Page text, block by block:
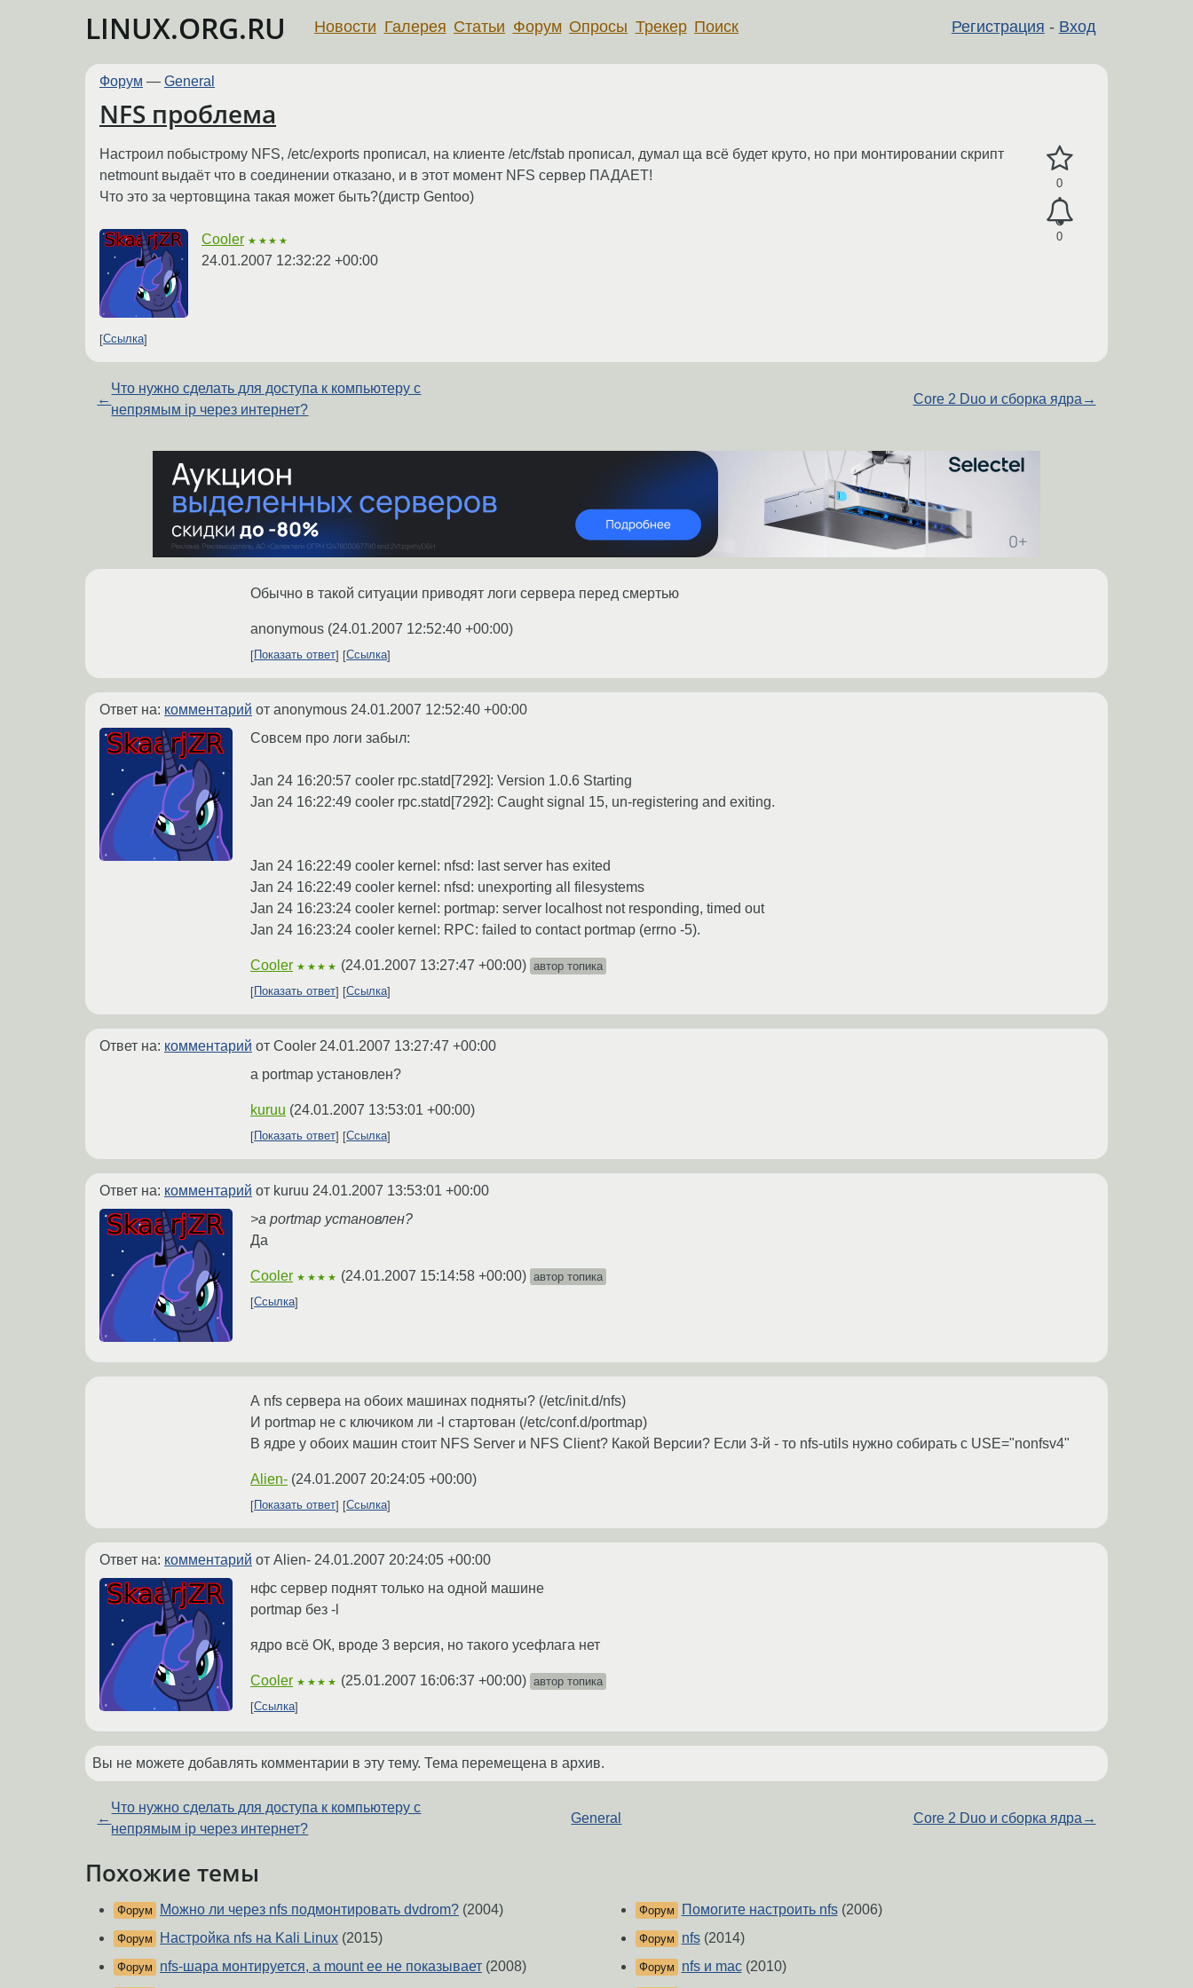
LINUX.ORG.RU Регистрация - Вход
Новости Галерея Статьи Форум Опросы Трекер Поиск
Форум — General
NFS проблема
0
0
Настроил побыстрому NFS, /etc/exports прописал, на клиенте /etc/fstab прописал, думал ща всё будет круто, но при монтировании скрипт
netmount выдаёт что в соединении отказано, и в этот момент NFS сервер ПАДАЕТ!
Что это за чертовщина такая может быть?(дистр Gentoo)
Cooler ★★★★
24.01.2007 12:32:22 +00:00
Ссылка
←
Что нужно сделать для доступа к компьютеру с
непрямым ip через интернет?
Core 2 Duo и сборка ядра →
Обычно в такой ситуации приводят логи сервера перед смертью
anonymous (24.01.2007 12:52:40 +00:00)
Показать ответ Ссылка
Ответ на: комментарий от anonymous 24.01.2007 12:52:40 +00:00
Совсем про логи забыл:
Jan 24 16:20:57 cooler rpc.statd[7292]: Version 1.0.6 Starting
Jan 24 16:22:49 cooler rpc.statd[7292]: Caught signal 15, un-registering and exiting.
Jan 24 16:22:49 cooler kernel: nfsd: last server has exited
Jan 24 16:22:49 cooler kernel: nfsd: unexporting all filesystems
Jan 24 16:23:24 cooler kernel: portmap: server localhost not responding, timed out
Jan 24 16:23:24 cooler kernel: RPC: failed to contact portmap (errno -5).
Cooler ★★★★ (24.01.2007 13:27:47 +00:00) автор топика
Показать ответ
Ссылка
Ответ на: комментарий от Cooler 24.01.2007 13:27:47 +00:00
а portmap установлен?
kuruu (24.01.2007 13:53:01 +00:00)
Показать ответ Ссылка
Ответ на: комментарий от kuruu 24.01.2007 13:53:01 +00:00
>а portmap установлен?
Да
Cooler ★★★★ (24.01.2007 15:14:58 +00:00) автор топика
Ссылка
А nfs сервера на обоих машинах подняты? (/etc/init.d/nfs)
И portmap не с ключиком ли -l стартован (/etc/conf.d/portmap)
В ядре у обоих машин стоит NFS Server и NFS Client? Какой Версии? Если 3-й - то nfs-utils нужно собирать с USE="nonfsv4"
Alien- (24.01.2007 20:24:05 +00:00)
Показать ответ Ссылка
Ответ на: комментарий от Alien- 24.01.2007 20:24:05 +00:00
нфс сервер поднят только на одной машине
portmap без -l
ядро всё ОК, вроде 3 версия, но такого усефлага нет
Cooler ★★★★ (25.01.2007 16:06:37 +00:00) автор топика
Ссылка
Вы не можете добавлять комментарии в эту тему. Тема перемещена в архив.
←
Что нужно сделать для доступа к компьютеру с
непрямым ip через интернет?
General Core 2 Duo и сборка ядра →
Похожие темы
Форум Можно ли через nfs подмонтировать dvdrom? (2004)
Форум Настройка nfs на Kali Linux (2015)
Форум nfs-шара монтируется, а mount ее не показывает (2008)
Форум Помогите настроить nfs(2006)
Форум nfs(2014)
Форум nfs и mac(2010)